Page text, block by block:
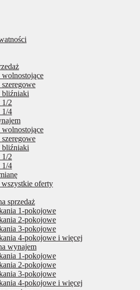
2
1/4
2
1/4
wszystkie oferty
sprzedaż
1-pokojowe
2-pokojowe
3-pokojowe
4-pokojowe i więcej
wynajem
1-pokojowe
2-pokojowe
3-pokojowe
4-pokojowe i więcej